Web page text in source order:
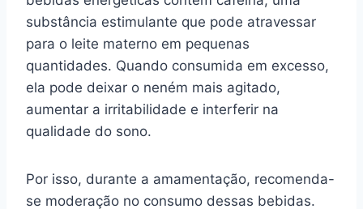
substância estimulante que pode atravessar
para o leite materno em pequenas
quantidades. Quando consumida em excesso,
ela pode deixar o neném mais agitado,
aumentar a irritabilidade e interferir na
qualidade do sono.
Por isso, durante a amamentação, recomenda-
se moderação no consumo dessas bebidas.